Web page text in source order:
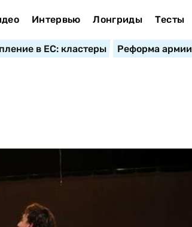
Интервью Лонгриды Тесты
в ЕС: кластеры Реформа армии